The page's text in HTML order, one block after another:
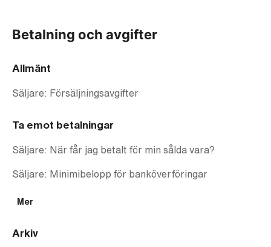
Allmänt
Säljare: Försäljningsavgifter
Ta emot betalningar
Säljare: När får jag betalt för min sålda vara?
Säljare: Minimibelopp för banköverföringar
Mer
Arkiv
Betalning och avgifter